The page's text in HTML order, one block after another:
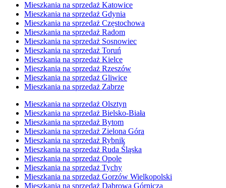
Mieszkania na sprzedaż Katowice
Mieszkania na sprzedaż Gdynia
Mieszkania na sprzedaż Częstochowa
Mieszkania na sprzedaż Radom
Mieszkania na sprzedaż Sosnowiec
Mieszkania na sprzedaż Toruń
Mieszkania na sprzedaż Kielce
Mieszkania na sprzedaż Rzeszów
Mieszkania na sprzedaż Gliwice
Mieszkania na sprzedaż Zabrze
Mieszkania na sprzedaż Olsztyn
Mieszkania na sprzedaż Bielsko-Biała
Mieszkania na sprzedaż Bytom
Mieszkania na sprzedaż Zielona Góra
Mieszkania na sprzedaż Rybnik
Mieszkania na sprzedaż Ruda Śląska
Mieszkania na sprzedaż Opole
Mieszkania na sprzedaż Tychy
Mieszkania na sprzedaż Gorzów Wielkopolski
Mieszkania na sprzedaż Dąbrowa Górnicza